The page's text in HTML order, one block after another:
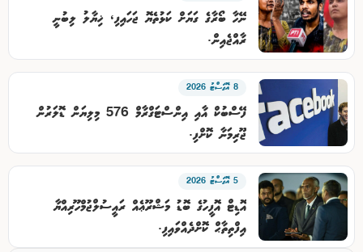
ނޭހާ ބޯރާގެ ގަޔަށް ކަޅުތެޔޮ ޖަހައިފި، ޚިޔާލު ލިބުނީ
ރާއްޖެއިން.
8 އޮގަސްޓު 2026
ފޭސްބުކް އާއި އިންސްޓަގްރާމް 576 މިލިޔަން ޑޮލަރުން
ޖޫރިމަނާ ކޮށްފި.
5 އޮގަސްޓު 2026
އޮޑިޓް އޮފީހުގެ ބޮޑު މަޝްރޫޢެއް ރައީސުލްޖުމްހޫރިއްޔާ
އިފްތިތާޙް ކޮށްދެއްވައިފި.